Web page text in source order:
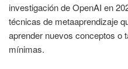
investigación de OpenAI en
técnicas de metaaprendizaje
aprender nuevos conceptos o
mínimas.